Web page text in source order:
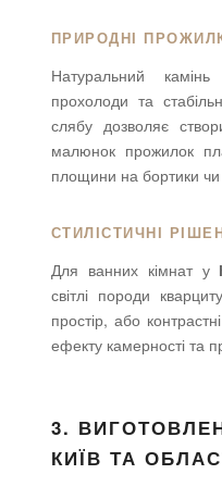
ПРИРОДНІ
Натуральний
прохолоди та
слябу дозволяє
малюнок прожилок
площини на бортики
СТИЛІСТИЧНІ
Для ванних кімнат у
світлі породи
простір, або
ефекту камерності та
3.
КИЇВ ТА